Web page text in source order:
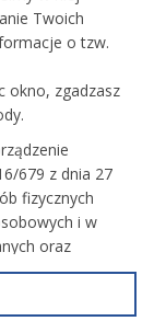
ze
będzie
przed
Park.
wszystkie
Twoich
o tzw.
okno, zgadzasz
679 z dnia 27
fizycznych
i w
oraz
RODO, GDPR